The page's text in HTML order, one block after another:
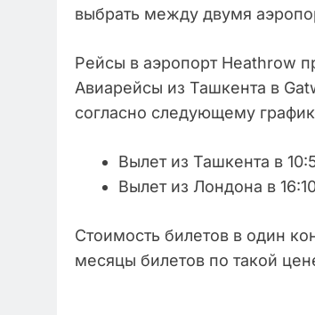
выбрать между двумя
Рейсы в аэропорт Heathrow
Авиарейсы из Ташкента в
согласно следующему
Вылет из Ташкента в
Вылет из Лондона в
Стоимость билетов в один
месяцы билетов по такой